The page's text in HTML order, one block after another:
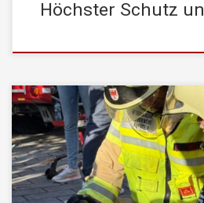
Höchster Schutz
DANKE, KUFSTEIN!
Was für ein
STADTFEUERWEHR Kufstein! Bei
haben so viele von euch den Weg zu
gefunden und großes Interesse an